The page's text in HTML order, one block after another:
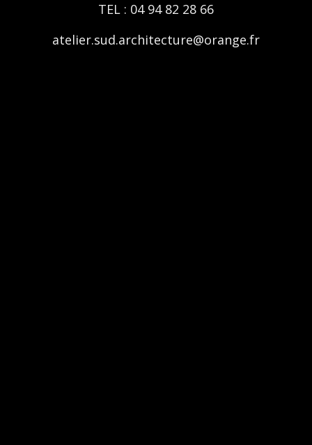
TEL : 04 94 82 28 66
atelier.sud.architecture@orange.fr